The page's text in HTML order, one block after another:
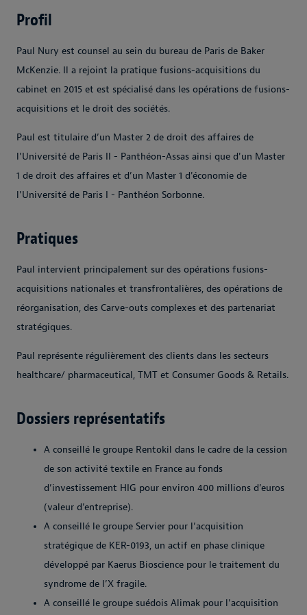
Profil
Paul Nury est counsel au sein du bureau de Paris de Baker
McKenzie. Il a rejoint la pratique fusions-acquisitions du
cabinet en 2015 et est spécialisé dans les opérations de fusions-
acquisitions et le droit des sociétés.
Paul est titulaire d’un Master 2 de droit des affaires de
l'Université de Paris II - Panthéon-Assas ainsi que d'un Master
1 de droit des affaires et d’un Master 1 d'économie de
l'Université de Paris I - Panthéon Sorbonne.
Pratiques
Paul intervient principalement sur des opérations fusions-
acquisitions nationales et transfrontalières, des opérations de
réorganisation, des Carve-outs complexes et des partenariat
stratégiques.
Paul représente régulièrement des clients dans les secteurs
healthcare/ pharmaceutical, TMT et Consumer Goods & Retails.
Dossiers représentatifs
A conseillé le groupe Rentokil dans le cadre de la cession
de son activité textile en France au fonds
d’investissement HIG pour environ 400 millions d’euros
(valeur d’entreprise).
A conseillé le groupe Servier pour l’acquisition
stratégique de KER-0193, un actif en phase clinique
développé par Kaerus Bioscience pour le traitement du
syndrome de l’X fragile.
A conseillé le groupe suédois Alimak pour l’acquisition